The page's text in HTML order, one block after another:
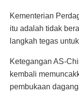
Kementerian
itu adalah tidak
langkah tegas
Ketegangan AS-
kembali
pembukaan